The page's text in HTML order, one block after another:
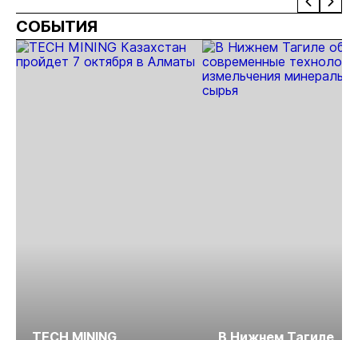
«Золото и
технологии
2026»
перспективы
отрасли
СОБЫТИЯ
TECH MINING
В Нижнем Тагиле